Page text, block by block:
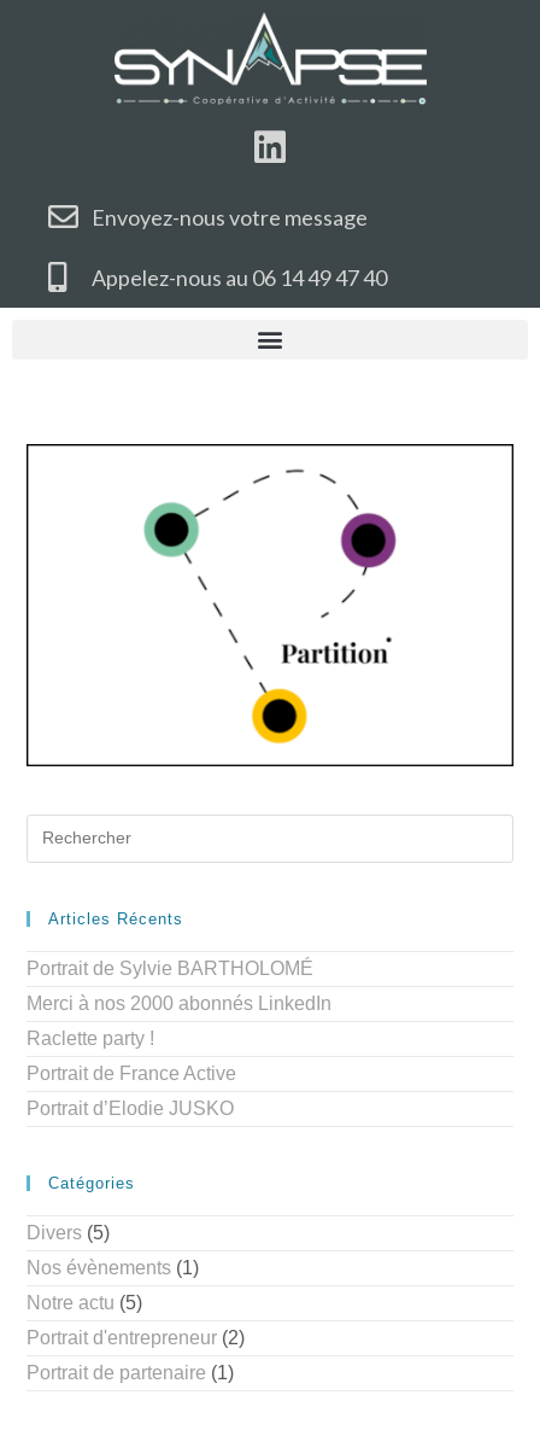
Envoyez-nous votre message
Appelez-nous au 06 14 49 47 40
Articles Récents
Portrait de Sylvie BARTHOLOMÉ
Merci à nos 2000 abonnés LinkedIn
Raclette party !
Portrait de France Active
Portrait d’Elodie JUSKO
Catégories
Divers (5)
Nos évènements (1)
Notre actu (5)
Portrait d'entrepreneur (2)
Portrait de partenaire (1)